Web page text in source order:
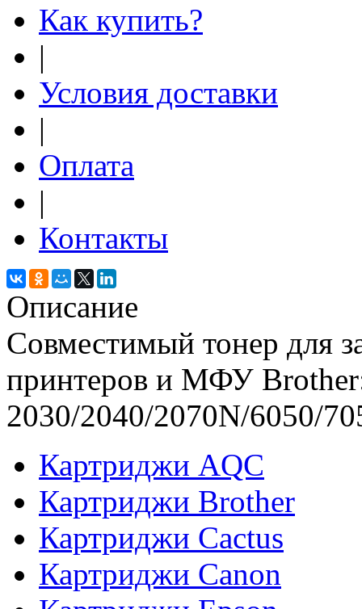
Как купить?
|
Условия доставки
|
Оплата
|
Контакты
Описание
Совместимый тонер для
принтеров и МФУ
2030/2040/2070N/6050/
Картриджи AQC
Картриджи Brother
Картриджи Cactus
Картриджи Canon